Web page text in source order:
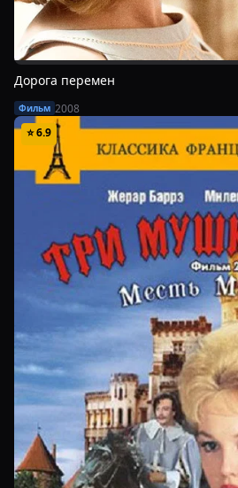
Дорога перемен
Фильм 2008
⭐6.9